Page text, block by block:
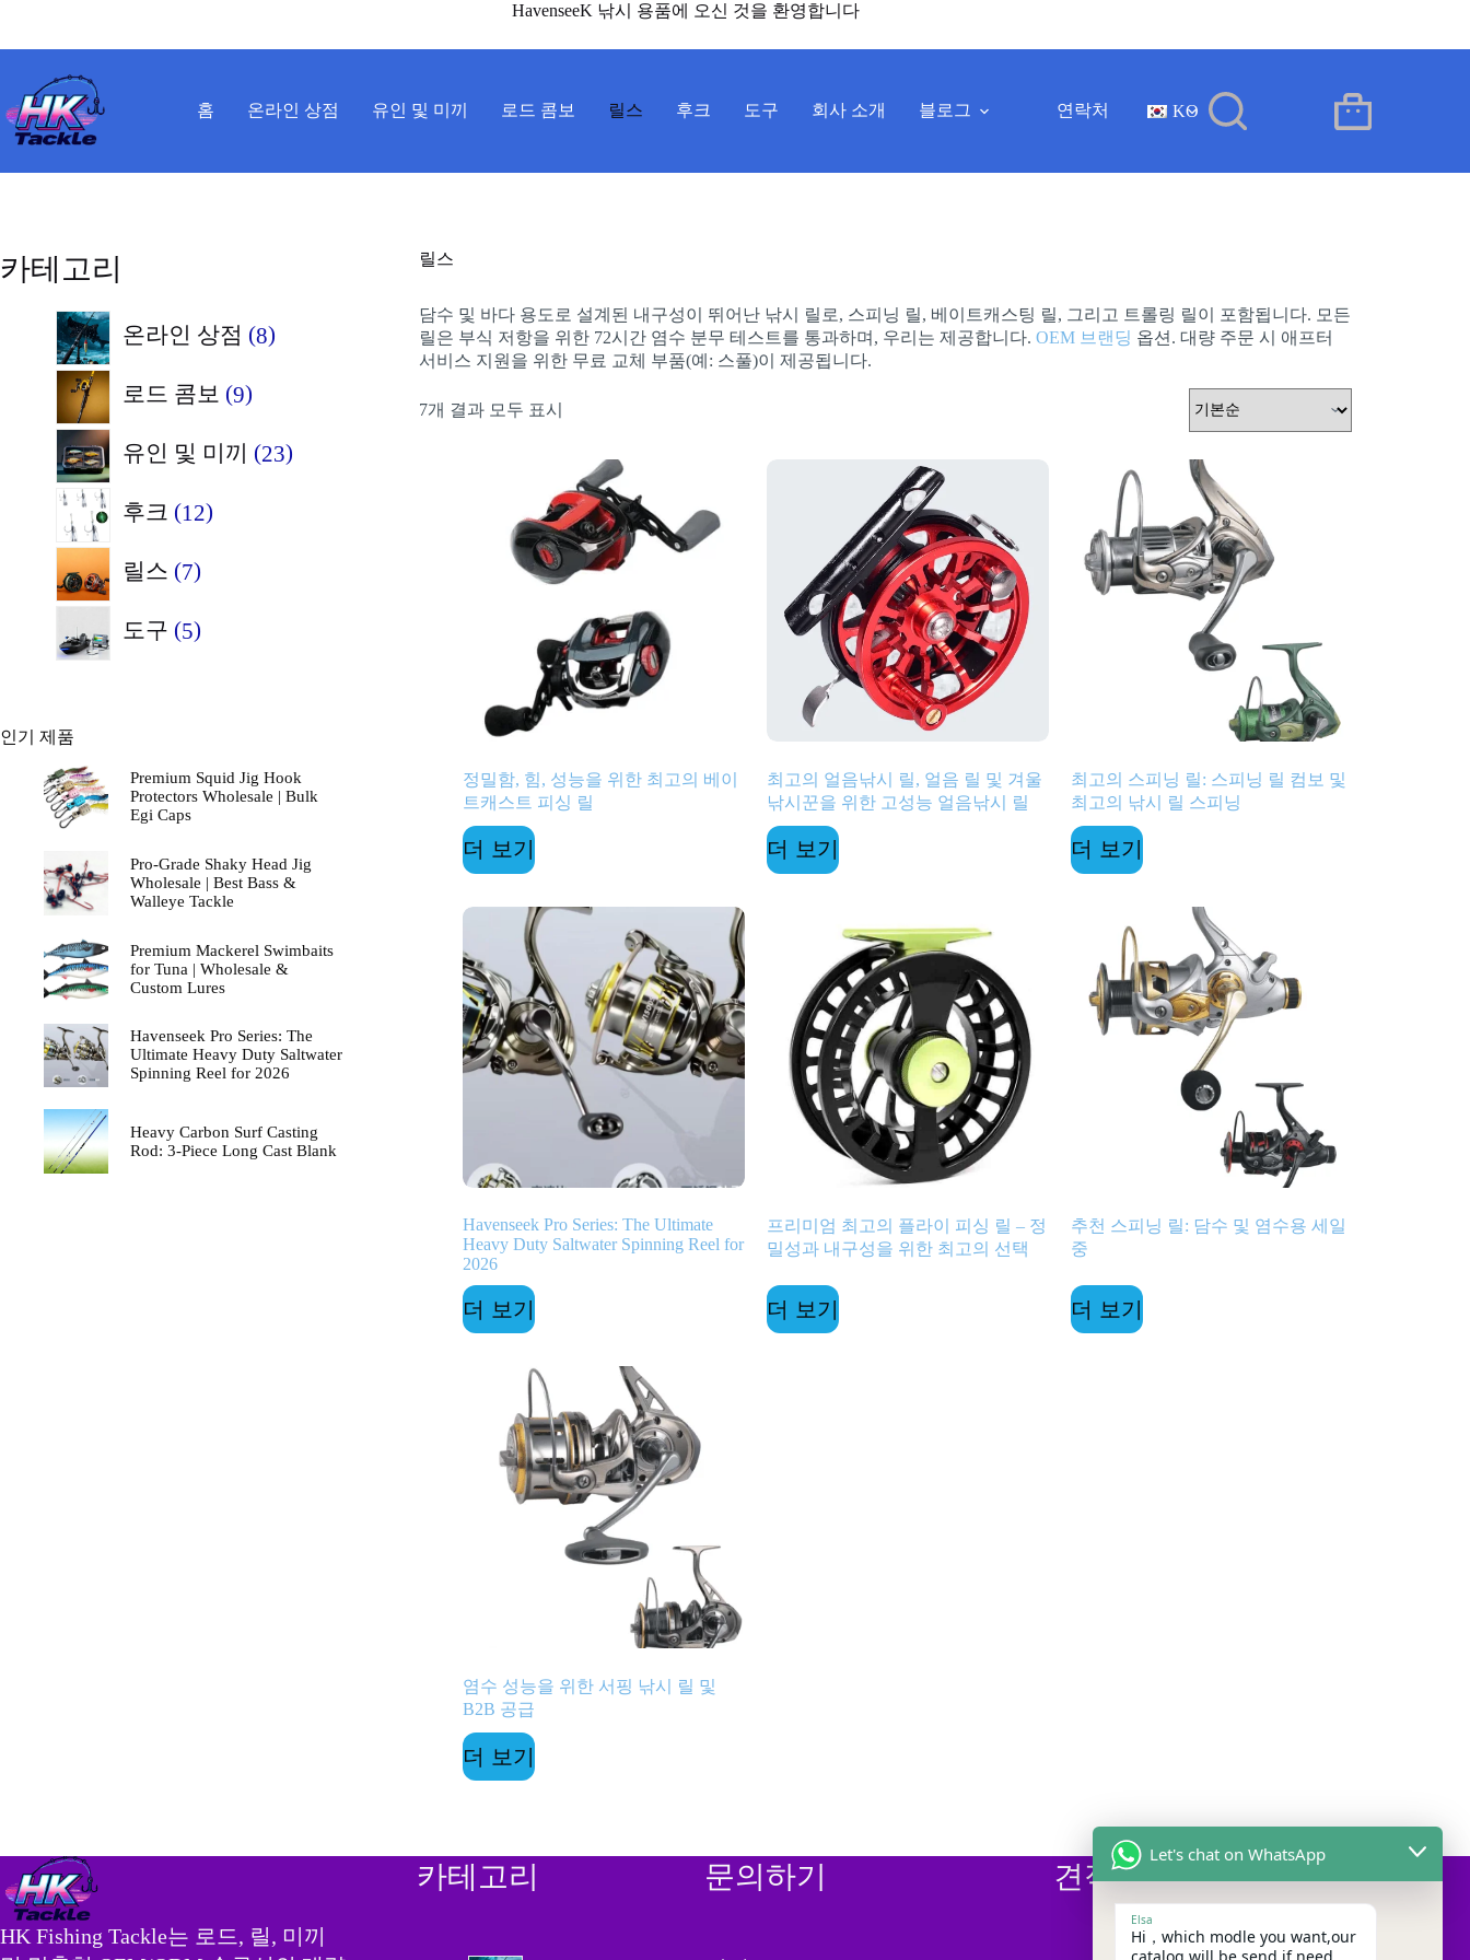
으
너
기
HavenseeK 낚시 용품에 오신 것을 환영합니다
홈 온라인 상점 유인 및 미끼 로드 콤보 릴스 후크 도구 회사 소개 블로그 연락처 KO
릴스
담수 및 바다 용도로 설계된 내구성이 뛰어난 낚시 릴로, 스피닝 릴, 베이트캐스팅 릴, 그리고 트롤링 릴이 포함됩니다. 모든
릴은 부식 저항을 위한 72시간 염수 분무 테스트를 통과하며, 우리는 제공합니다.OEM 브랜딩 옵션. 대량 주문 시 애프터
서비스 지원을 위한 무료 교체 부품(예: 스풀)이 제공됩니다.
7개 결과 모두 표시
정밀함, 힘, 성능을 위한 최고의 베이
트캐스트 피싱 릴
더 보기
최고의 얼음낚시 릴, 얼음 릴 및 겨울
낚시꾼을 위한 고성능 얼음낚시 릴
더 보기
최고의 스피닝 릴: 스피닝 릴 컴보 및
최고의 낚시 릴 스피닝
더 보기
Havenseek Pro Series: The Ultimate
Heavy Duty Saltwater Spinning Reel for
2026
더 보기
프리미엄 최고의 플라이 피싱 릴 – 정
밀성과 내구성을 위한 최고의 선택
더 보기
추천 스피닝 릴: 담수 및 염수용 세일
중
더 보기
염수 성능을 위한 서핑 낚시 릴 및
B2B 공급
더 보기
카테고리
온라인 상점 88
품
로드 콤보 99
상
유인 및 미끼 2323
후크 1212
릴스 77
상
도구 55
인기 제품
Premium Squid Jig Hook
Protectors Wholesale | Bulk
Egi Caps
Pro-Grade Shaky Head Jig
Wholesale | Best Bass &
Walleye Tackle
Premium Mackerel Swimbaits
for Tuna | Wholesale &
Custom Lures
Havenseek Pro Series: The
Ultimate Heavy Duty Saltwater
Spinning Reel for 2026
Heavy Carbon Surf Casting
Rod: 3-Piece Long Cast Blank
HK Fishing Tackle는 로드, 릴, 미끼
카테고리 문의하기 견적 필요
Let's chat on WhatsApp
Elsa
Hi，which modle you want,our